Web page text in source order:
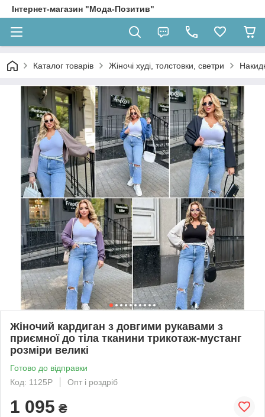
Інтернет-магазин "Мода-Позитив"
Каталог товарів Жіночі худі, толстовки, светри
Жіночий кардиган з довгими рукавами з
приємної до тіла тканини трикотаж-мустанг
розміри великі
Готово до відправки
Код: 1125Р
Опт і роздріб
1 095 ₴